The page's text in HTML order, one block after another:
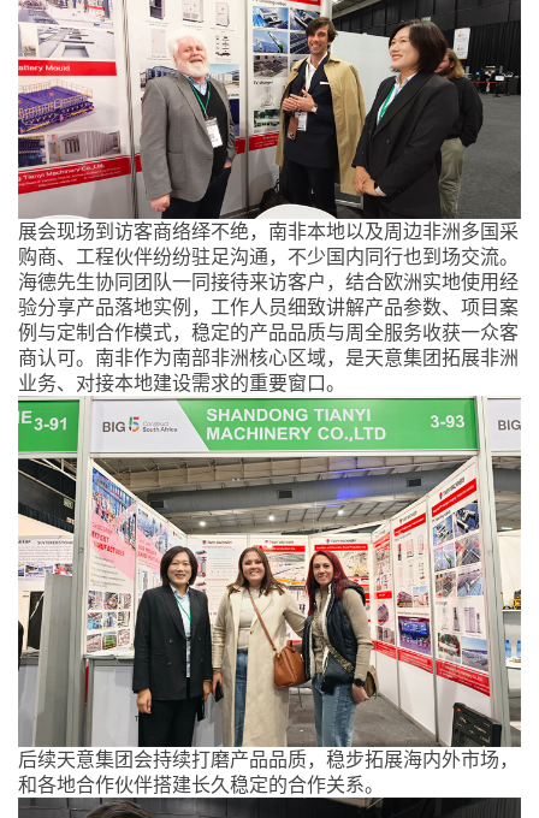
展会现场到访客商络绎不绝，南非本地以及周边非洲多国采
购商、工程伙伴纷纷驻足沟通，不少国内同行也到场交流。
海德先生协同团队一同接待来访客户，结合欧洲实地使用经
验分享产品落地实例，工作人员细致讲解产品参数、项目案
例与定制合作模式，稳定的产品品质与周全服务收获一众客
商认可。南非作为南部非洲核心区域，是天意集团拓展非洲
业务、对接本地建设需求的重要窗口。
后续天意集团会持续打磨产品品质，稳步拓展海内外市场，
和各地合作伙伴搭建长久稳定的合作关系。